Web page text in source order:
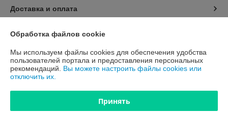
Доставка и оплата
График работы
Полная версия сайта
Политика обработки cookies
Сайт создан на платформе Deal.by
Обработка файлов cookie
Мы используем файлы cookies для обеспечения удобства
пользователей портала и предоставления персональных
рекомендаций. Вы можете настроить файлы cookies или
отключить их.
Принять